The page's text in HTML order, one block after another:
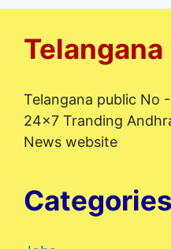
Telangana public No
24x7 Tranding
News website
Categories